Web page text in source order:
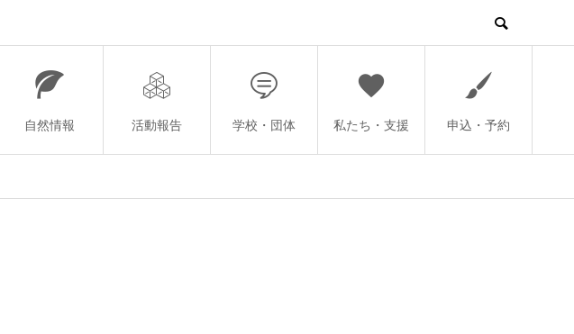
自然情報 活動報告 学校・団体 私たち・支援 申込・予約